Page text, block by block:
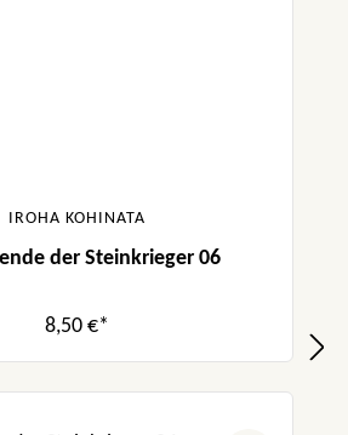
IROHA KOHINATA
der Steinkrieger 06
8,50 €*